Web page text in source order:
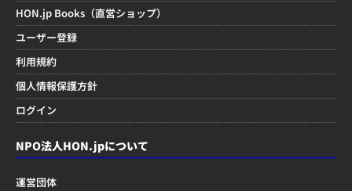
HON.jp Books（直営ショップ）
ユーザー登録
利用規約
個人情報保護方針
ログイン
NPO法人HON.jpについて
運営団体